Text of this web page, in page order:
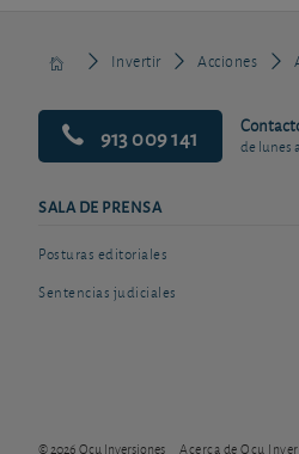
Invertir Acciones
913 009 141 de lunes
SALA DE PRENSA
Posturas editoriales
Sentencias judiciales
© 2026 Ocu Inversiones Acerca de Ocu